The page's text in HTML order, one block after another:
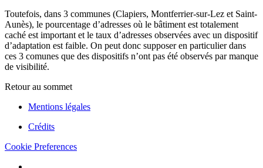
Toutefois, dans 3 communes (Clapiers, Montferrier-sur-Lez et Saint-
Aunès), le pourcentage d’adresses où le bâtiment est totalement
caché est important et le taux d’adresses observées avec un dispositif
d’adaptation est faible. On peut donc supposer en particulier dans
ces 3 comunes que des dispositifs n’ont pas été observés par manque
de visibilité.
Retour au sommet
Mentions légales
Crédits
Cookie Preferences